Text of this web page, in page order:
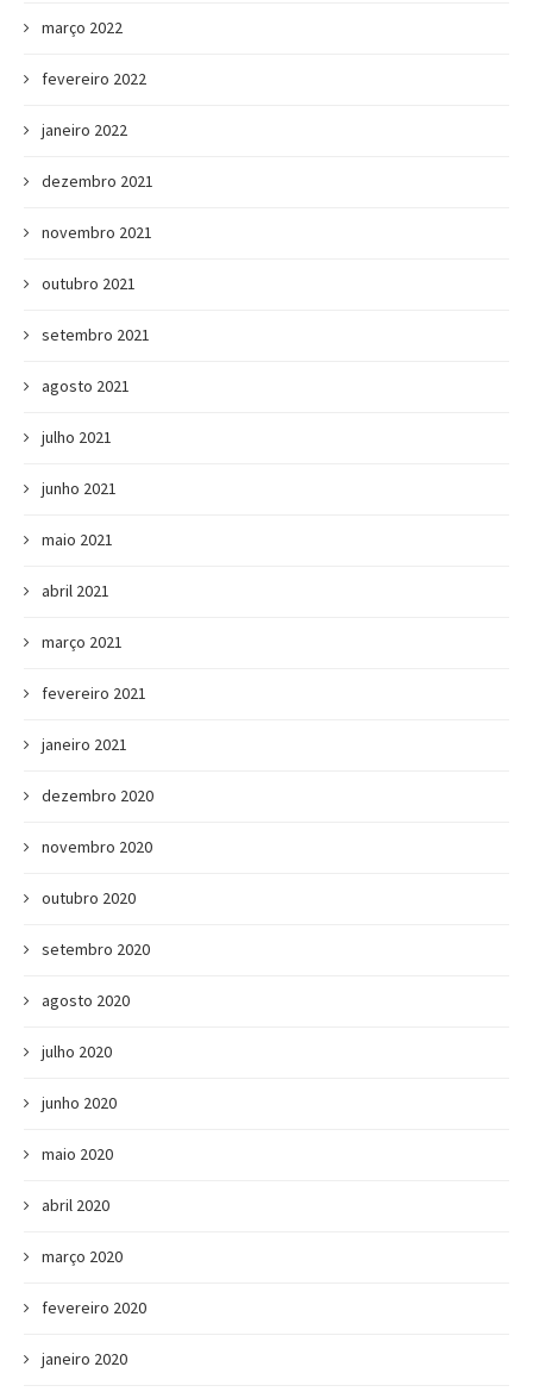
março 2022
fevereiro 2022
janeiro 2022
dezembro 2021
novembro 2021
outubro 2021
setembro 2021
agosto 2021
julho 2021
junho 2021
maio 2021
abril 2021
março 2021
fevereiro 2021
janeiro 2021
dezembro 2020
novembro 2020
outubro 2020
setembro 2020
agosto 2020
julho 2020
junho 2020
maio 2020
abril 2020
março 2020
fevereiro 2020
janeiro 2020